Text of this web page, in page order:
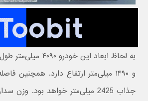
و ۱۴۹۰ میلی‌متر ارتفاع دارد. همچنین فاصله محوری این